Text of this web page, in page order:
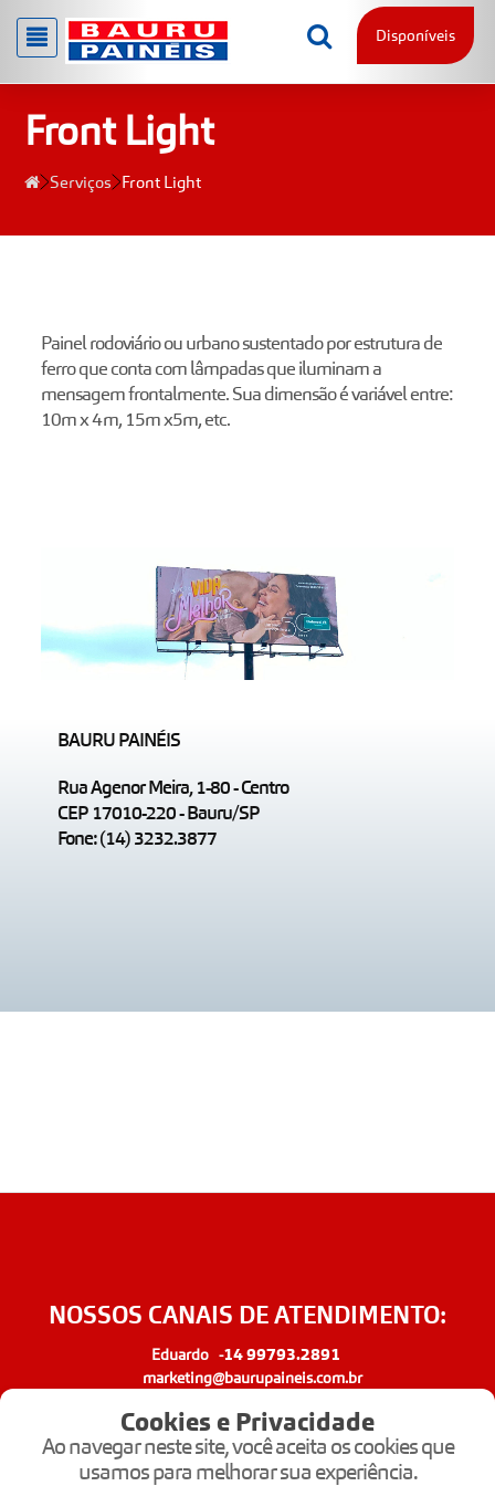
Disponíveis
Front Light
Serviços Front Light
Painel rodoviário ou urbano sustentado por estrutura de
ferro que conta com lâmpadas que iluminam a
mensagem frontalmente. Sua dimensão é variável entre:
10m x 4m, 15m x5m, etc.
BAURU PAINÉIS
Rua Agenor Meira, 1-80 - Centro
CEP 17010-220 - Bauru/SP
Fone: (14) 3232.3877
NOSSOS CANAIS DE ATENDIMENTO:
Eduardo -14 99793.2891
marketing@baurupaineis.com.br
Fábio -19 99775.6499
fabio@baurupaineis.com.br
Cookies e Privacidade
Ao navegar neste site, você aceita os cookies que
usamos para melhorar sua experiência.